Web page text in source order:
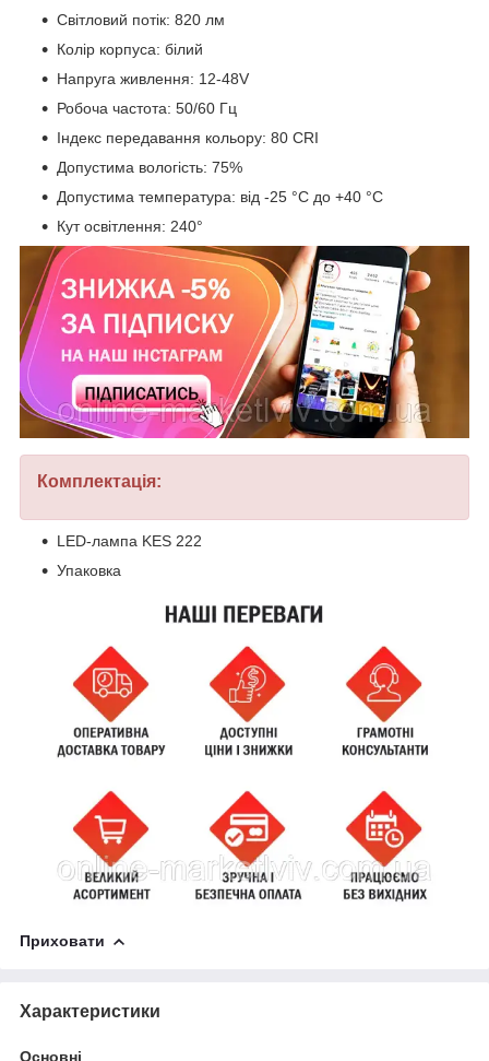
Світловий потік: 820 лм
Колір корпуса: білий
Напруга живлення: 12-48V
Робоча частота: 50/60 Гц
Індекс передавання кольору: 80 CRI
Допустима вологість: 75%
Допустима температура: від -25 °C до +40 °C
Кут освітлення: 240°
Комплектація:
LED-лампа KES 222
Упаковка
Приховати
Характеристики
Основні